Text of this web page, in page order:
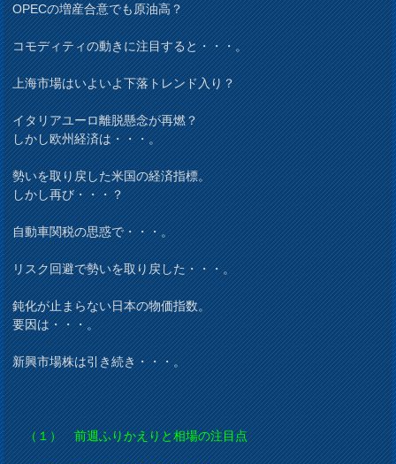
OPECの増産合意でも原油高？
コモディティの動きに注目すると・・・。
上海市場はいよいよ下落トレンド入り？
イタリアユーロ離脱懸念が再燃？
しかし欧州経済は・・・。
勢いを取り戻した米国の経済指標。
しかし再び・・・？
自動車関税の思惑で・・・。
リスク回避で勢いを取り戻した・・・。
鈍化が止まらない日本の物価指数。
要因は・・・。
新興市場株は引き続き・・・。
（１） 前週ふりかえりと相場の注目点